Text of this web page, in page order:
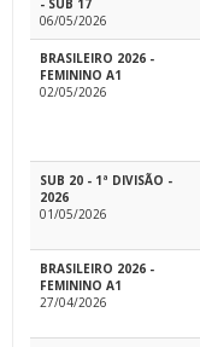
- SUB 17
06/05/2026
BRASILEIRO 2026 -
FEMININO A1
02/05/2026
SUB 20 - 1ª DIVISÃO -
2026
01/05/2026
BRASILEIRO 2026 -
FEMININO A1
27/04/2026